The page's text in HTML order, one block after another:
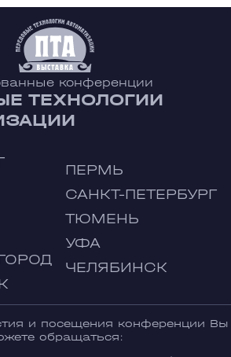
конференции
ТЕХНОЛОГИИ
ПЕРМЬ
САНКТ-ПЕТЕРБУРГ
ТЮМЕНЬ
УФА
ЧЕЛЯБИНСК
и посещения конференции Вы
обращаться: